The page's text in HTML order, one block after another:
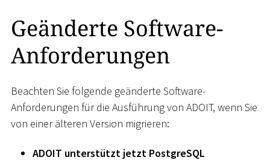
Geänderte Software-
Anforderungen
Beachten Sie folgende geänderte Software-
Anforderungen für die Ausführung von ADOIT, wenn Sie
von einer älteren Version migrieren:
ADOIT unterstützt jetzt PostgreSQL